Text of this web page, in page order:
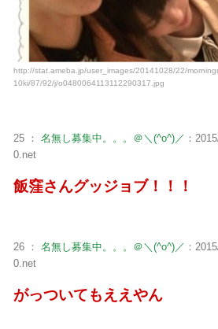
http://stat.ameba.jp/user_images/20141028/22/
10ki/87/92/j/o0480064113112290317.jpg
25 ： 名無し募集中。。。＠＼(^o^)／ ：
0.net
飯窪さんグッジョブ！！！
26 ： 名無し募集中。。。＠＼(^o^)／ ：
0.net
がっついてもええやん